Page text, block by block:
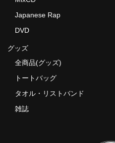
Japanese Rap
DVD
グッズ
全商品(グッズ)
トートバッグ
タオル・リストバンド
雑誌